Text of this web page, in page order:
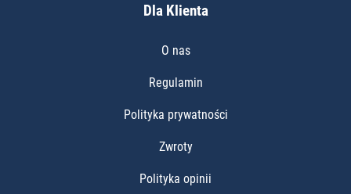
Dla Klienta
O nas
Regulamin
Polityka prywatności
Zwroty
Polityka opinii